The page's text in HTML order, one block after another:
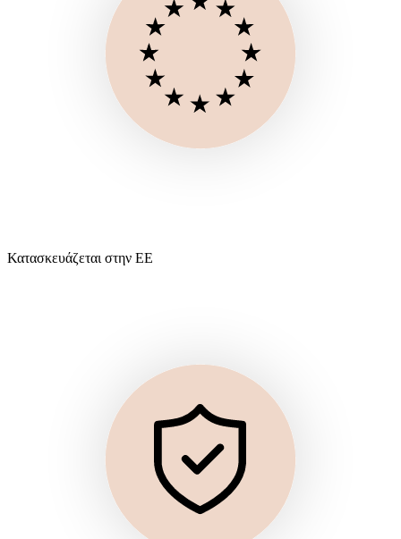
Κατασκευάζεται στην ΕΕ